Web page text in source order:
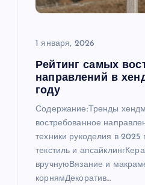
1 января, 2026
Рейтинг самых
направлений в
году
Содержание:Тренды
востребованное
техники рукоделия в 2025
текстиль и
вручнуюВязание и
корнямДекоратив…